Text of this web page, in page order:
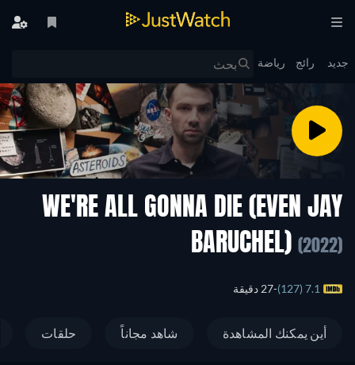
جديد رائج رياضة
WE'RE ALL GONNA DIE (EVEN JAY
BARUCHEL) (2022)
7.1 (127) 27 دقيقة
أين يمكنك المشاهدة شاهد مجاناً حلقات